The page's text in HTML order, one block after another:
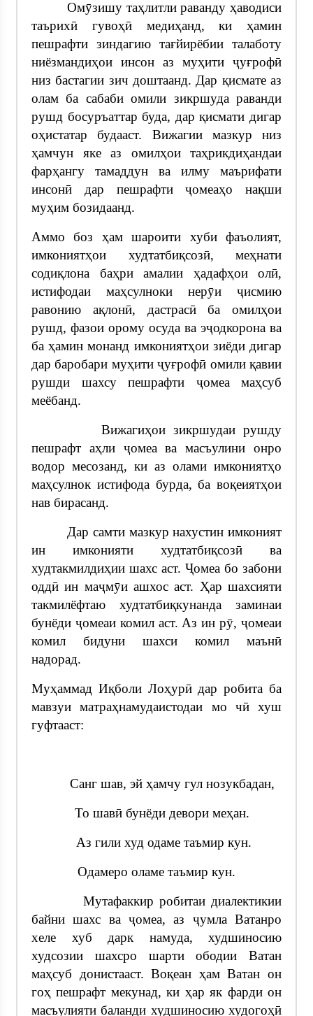
Омӯзишу таҳлитли раванду ҳаводиси
таърихӣ гувоҳӣ медиҳанд, ки ҳамин
пешрафти зиндагию тағйирёбии талаботу
ниёзмандиҳои инсон аз муҳити ҷуғрофӣ
низ бастагии зич доштаанд. Дар қисмате аз
олам ба сабаби омили зикршуда раванди
рушд босуръаттар буда, дар қисмати дигар
оҳистатар будааст. Вижагии мазкур низ
ҳамчун яке аз омилҳои таҳрикдиҳандаи
фарҳангу тамаддун ва илму маърифати
инсонӣ дар пешрафти ҷомеаҳо нақши
муҳим бозидаанд.
Аммо боз ҳам шароити хуби фаъолият,
имкониятҳои худтатбиқсозӣ, меҳнати
содиқлона баҳри амалии ҳадафҳои олӣ,
истифодаи маҳсулноки нерӯи ҷисмию
равонию ақлонӣ, дастрасӣ ба омилҳои
рушд, фазои орому осуда ва эҷодкорона ва
ба ҳамин монанд имкониятҳои зиёди дигар
дар баробари муҳити ҷуғрофӣ омили қавии
рушди шахсу пешрафти ҷомеа маҳсуб
меёбанд.
Вижагиҳои зикршудаи рушду
пешрафт аҳли ҷомеа ва масъулини онро
водор месозанд, ки аз олами имкониятҳо
маҳсулнок истифода бурда, ба воқеиятҳои
нав бирасанд.
Дар самти мазкур нахустин имконият
ин имконияти худтатбиқсозӣ ва
худтакмилдиҳии шахс аст. Ҷомеа бо забони
оддӣ ин маҷмӯи ашхос аст. Ҳар шахсияти
такмилёфтаю худтатбиқкунанда заминаи
бунёди ҷомеаи комил аст. Аз ин рӯ, ҷомеаи
комил бидуни шахси комил маънӣ
надорад.
Муҳаммад Иқболи Лоҳурӣ дар робита ба
мавзуи матраҳнамудаистодаи мо чӣ хуш
гуфтааст:
Санг шав, эй ҳамчу гул нозукбадан,
То шавӣ бунёди девори меҳан.
Аз гили худ одаме таъмир кун.
Одамеро оламе таъмир кун.
Мутафаккир робитаи диалектикии
байни шахс ва ҷомеа, аз ҷумла Ватанро
хеле хуб дарк намуда, худшиносию
худсозии шахсро шарти ободии Ватан
маҳсуб донистааст. Воқеан ҳам Ватан он
гоҳ пешрафт мекунад, ки ҳар як фарди он
масъулияти баланди худшиносию худогоҳӣ